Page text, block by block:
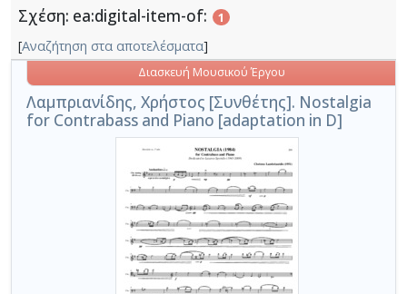
Σχέση: ea:digital-item-of: 1
[Αναζήτηση στα αποτελέσματα]
Λαμπριανίδης, Χρήστος [Συνθέτης]. Nostalgia
for Contrabass and Piano [adaptation in D]
Διασκευή Μουσικού Έργου